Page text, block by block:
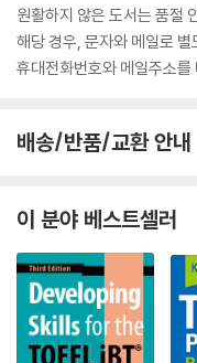
원활하지 않은 도서는 품절
해당 경우, 문자와 메일로
휴대전화번호와 메일주소
배송/반품/교환 안내
이 분야 베스트셀러